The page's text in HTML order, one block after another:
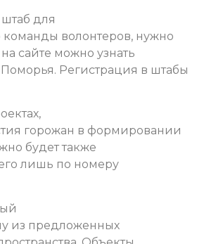
для
волонтеров, нужно
сайте можно узнать
Регистрация в штабы
горожан в формировании
будет также
лишь по номеру
из предложенных